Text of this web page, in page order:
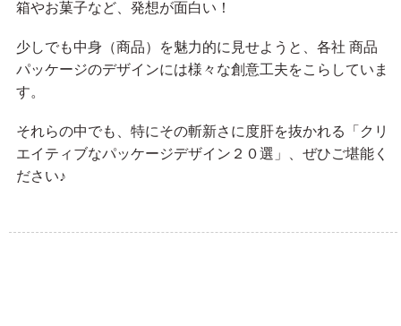
箱やお菓子など、発想が面白い！
少しでも中身（商品）を魅力的に見せようと、各社 商品
パッケージのデザインには様々な創意工夫をこらしていま
す。
それらの中でも、特にその斬新さに度肝を抜かれる「クリ
エイティブなパッケージデザイン２０選」、ぜひご堪能く
ださい♪